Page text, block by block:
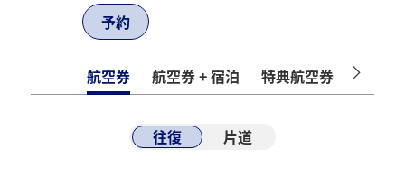
予約
航空券 航空券 + 宿泊 特典航空券 ホテル
往復 片道